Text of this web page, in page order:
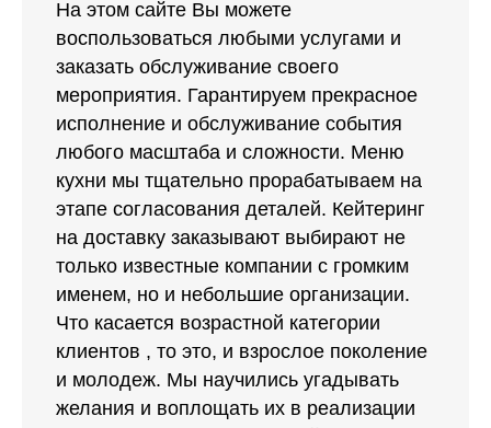
воспользоваться любыми услугами и
заказать обслуживание своего
мероприятия. Гарантируем прекрасное
исполнение и обслуживание события
любого масштаба и сложности. Меню
кухни мы тщательно прорабатываем на
этапе согласования деталей. Кейтеринг
на доставку заказывают выбирают не
только известные компании с громким
именем, но и небольшие организации.
Что касается возрастной категории
клиентов , то это, и взрослое поколение
и молодеж. Мы научились угадывать
желания и воплощать их в реализации
Ваших проектов. При острой